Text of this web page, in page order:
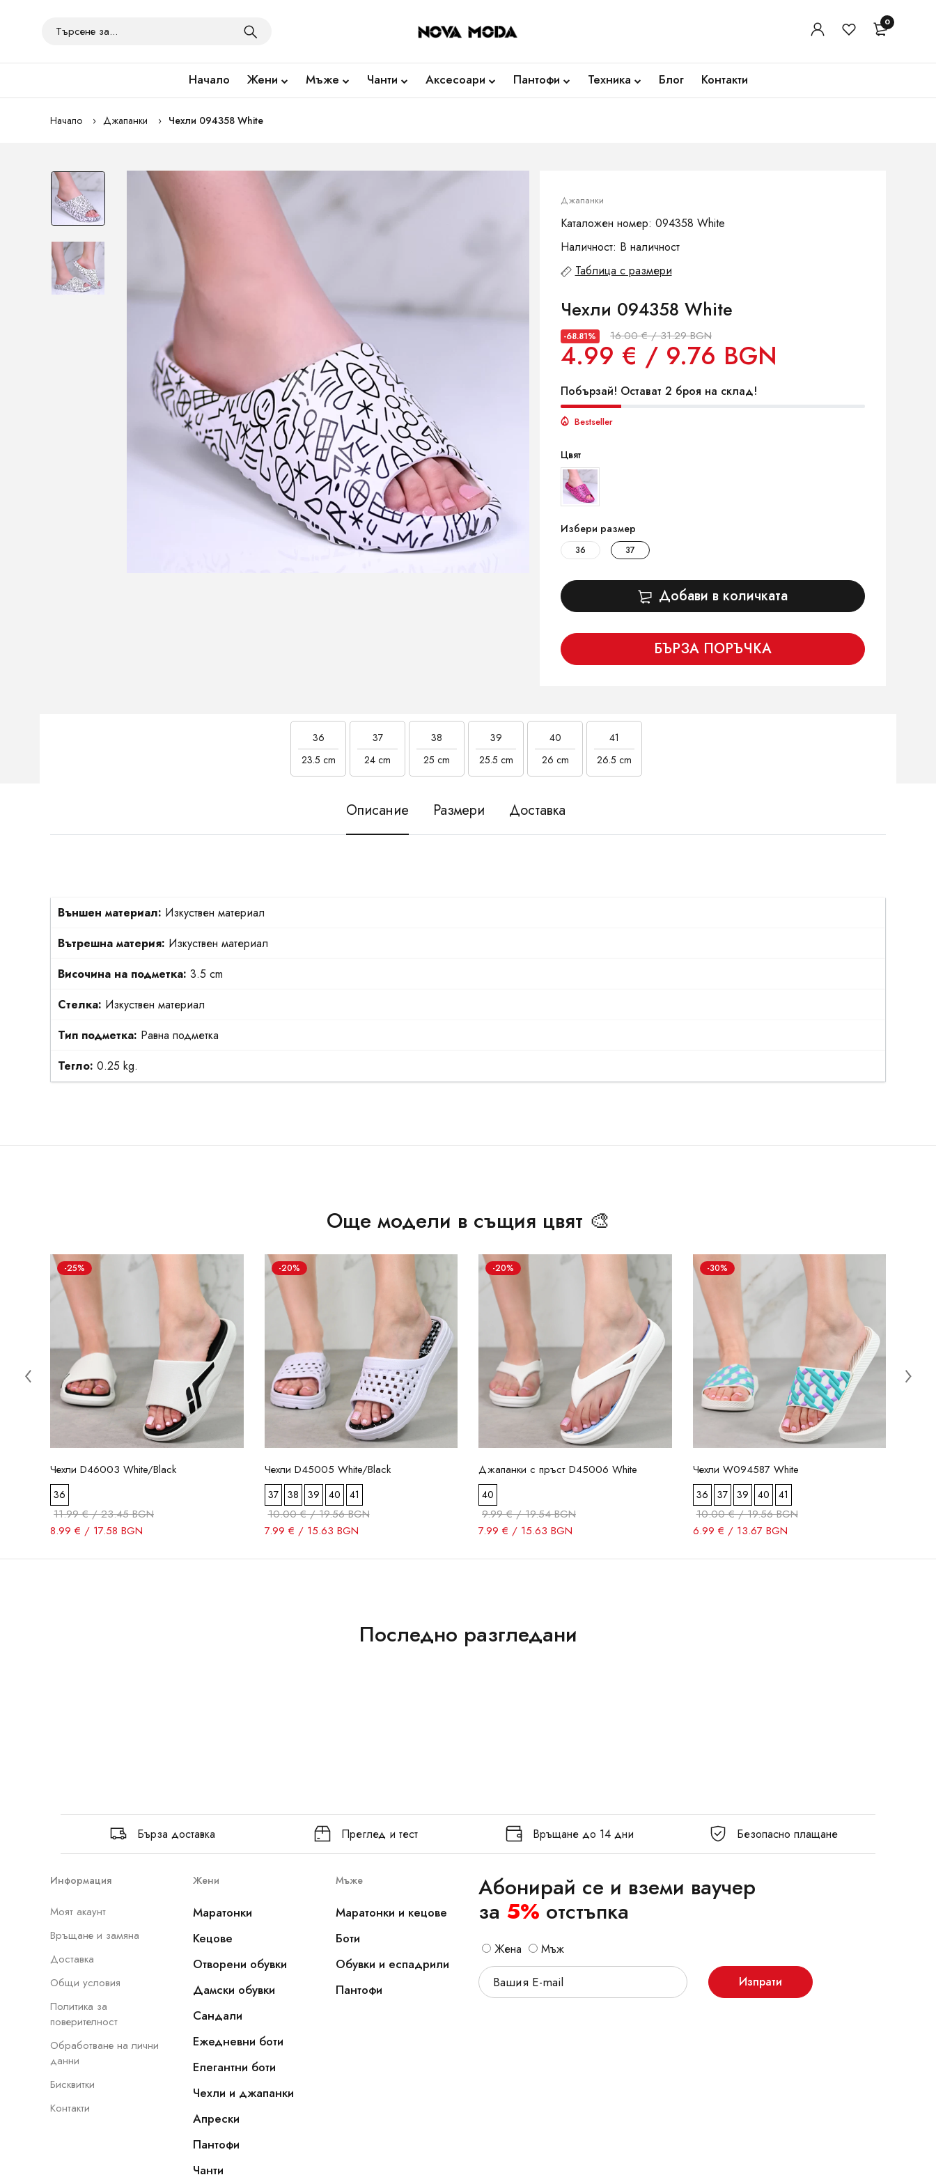
0
Начало Жени Мъже Чанти Аксесоари Пантофи Техника Блог Контакти
Начало Джапанки Чехли 094358 White
Джапанки
Каталожен номер: 094358 White
Наличност: В наличност
Таблица с размери
Чехли 094358 White
-68.81% 16.00 € / 31.29 BGN
4.99 € / 9.76 BGN
Побързай! Остават 2 броя на склад!
Bestseller
Цвят
Избери размер
36 37
Добави в количката
БЪРЗА ПОРЪЧКА
36
23.5 cm
37
24 cm
38
25 cm
39
25.5 cm
40
26 cm
41
26.5 cm
Описание Размери Доставка
Външен материал: Изкуствен материал
Вътрешна материя: Изкуствен материал
Височина на подметка: 3.5 cm
Стелка: Изкуствен материал
Тип подметка: Равна подметка
Тегло: 0.25 kg.
Още модели в същия цвят 🎨
-25%
Чехли D46003 White/Black
36
11.99 € / 23.45 BGN
8.99 € / 17.58 BGN
-20%
Чехли D45005 White/Black
37 38 39 40 41
10.00 € / 19.56 BGN
7.99 € / 15.63 BGN
-20%
Джапанки с пръст D45006 White
40
9.99 € / 19.54 BGN
7.99 € / 15.63 BGN
-30%
Чехли W094587 White
36 37 39 40 41
10.00 € / 19.56 BGN
6.99 € / 13.67 BGN
Последно разгледани
Бърза доставка Преглед и тест Връщане до 14 дни Безопасно плащане
Информация
Моят акаунт
Връщане и замяна
Доставка
Общи условия
Политика за
поверителност
Обработване на лични
данни
Бисквитки
Контакти
Жени
Маратонки
Кецове
Отворени обувки
Дамски обувки
Сандали
Ежедневни боти
Елегантни боти
Чехли и джапанки
Апрески
Пантофи
Чанти
Мъже
Маратонки и кецове
Боти
Обувки и еспадрили
Пантофи
Абонирай се и вземи ваучер
за 5% отстъпка
Жена Мъж
Изпрати